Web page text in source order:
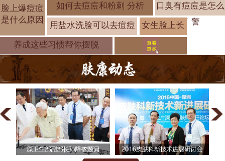
脸上爆痘痘
是什么原因
如何去痘痘和粉刺 分析
口臭有痘痘是怎么
了 警
用盐水洗脸可以去痘痘
女生脸上长
痘痘形成的
养成这些习惯帮你摆脱